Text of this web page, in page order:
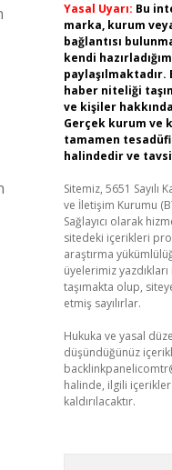
Yasal Uyarı: Bu
marka, kurum
bağlantısı
kendi
haber niteliği
ve kişiler
Gerçek kurum ve
tamamen
halindedir ve
Sitemiz, 5651 Sayılı
ve İletişim Kurumu
Sağlayıcı olarak
sitedeki içerikleri
araştırma
üyelerimiz
taşımakta olup,
etmiş sayılırlar.
Hukuka ve yasal
düşündüğünüz
halinde, ilgili
kaldırılacaktır.